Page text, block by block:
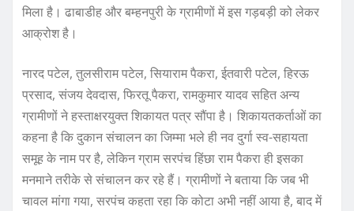
मिला है। ढाबाडीह और बम्हनपुरी के ग्रामीणों में इस गड़बड़ी को लेकर
आक्रोश है।
नारद पटेल, तुलसीराम पटेल, सियाराम पैकरा, ईतवारी पटेल, हिरऊ
प्रसाद, संजय देवदास, फिरतू पैकरा, रामकुमार यादव सहित अन्य
ग्रामीणों ने हस्ताक्षरयुक्त शिकायत पत्र सौंपा है। शिकायतकर्ताओं का
कहना है कि दुकान संचालन का जिम्मा भले ही नव दुर्गा स्व-सहायता
समूह के नाम पर है, लेकिन ग्राम सरपंच हिंछा राम पैकरा ही इसका
मनमाने तरीके से संचालन कर रहे हैं। ग्रामीणों ने बताया कि जब भी
चावल मांगा गया, सरपंच कहता रहा कि कोटा अभी नहीं आया है, बाद में